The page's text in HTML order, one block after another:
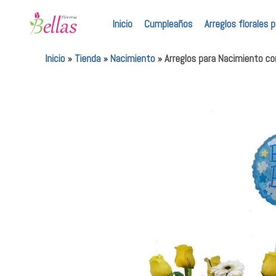
Inicio Cumpleaños Arreglos florales
Inicio» Tienda» Nacimiento»Arreglos para Nacimiento